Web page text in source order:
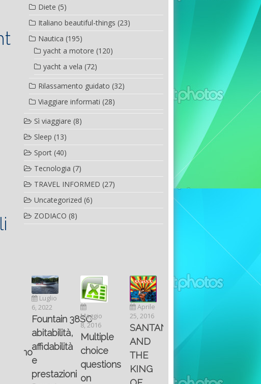
Diete (5)
Italiano beautiful-things (23)
Nautica (195)
yacht a motore (120)
yacht a vela (72)
Rilassamento guidato (32)
Viaggiare informati (28)
Sì viaggiare (8)
Sleep (13)
Sport (40)
Tecnologia (7)
TRAVEL INFORMED (27)
Uncategorized (6)
ZODIACO (8)
38SCMaggio
8, 2016
Multiple
choice
questions
on
Aprile
25, 2016
SANTANA
AND
THE
KING
Marzo
19, 2023
“Fiart
a